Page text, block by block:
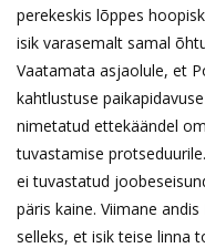
perekeskis lõppes
isik varasemalt samal
Vaatamata asjaolule, et
kahtlustuse
nimetatud ettekäändel
tuvastamise
ei tuvastatud
päris kaine. Viimane
selleks, et isik teise linna